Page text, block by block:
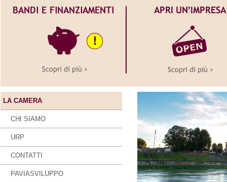
LA CAMERA
CHI SIAMO
URP
CONTATTI
PAVIASVILUPPO